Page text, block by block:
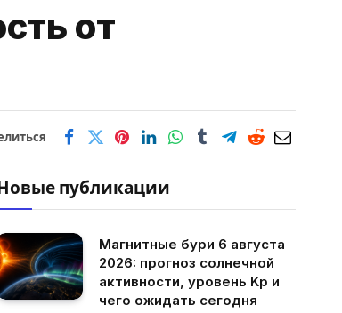
от
публикации
Магнитные бури 6 августа
2026: прогноз солнечной
активности, уровень Kp и
чего ожидать сегодня